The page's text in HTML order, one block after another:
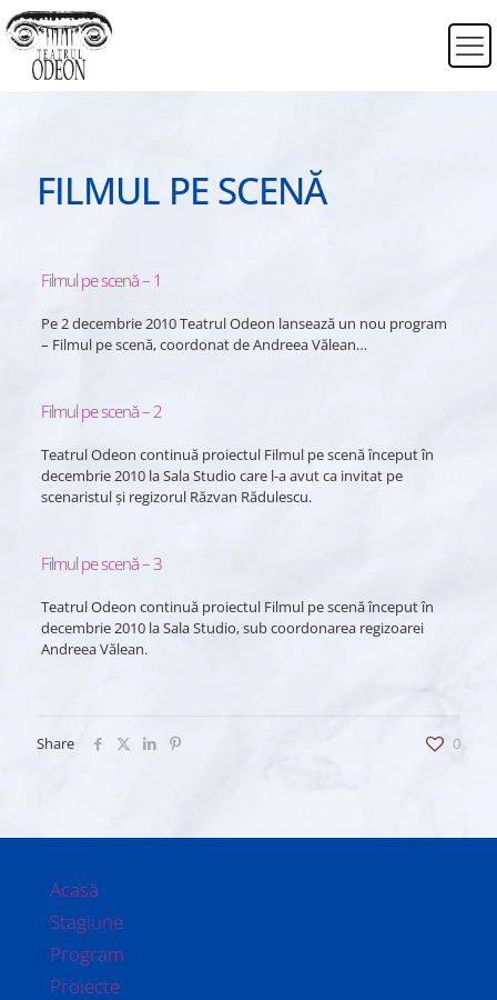
FILMUL PE SCENĂ
Filmul pe scenă – 1
Pe 2 decembrie 2010 Teatrul Odeon lansează un nou program
– Filmul pe scenă, coordonat de Andreea Vălean…
Filmul pe scenă – 2
Teatrul Odeon continuă proiectul Filmul pe scenă început în
decembrie 2010 la Sala Studio care l-a avut ca invitat pe
scenaristul și regizorul Răzvan Rădulescu.
Filmul pe scenă – 3
Teatrul Odeon continuă proiectul Filmul pe scenă început în
decembrie 2010 la Sala Studio, sub coordonarea regizoarei
Andreea Vălean.
Share 0
Acasă
Stagiune
Program
Proiecte